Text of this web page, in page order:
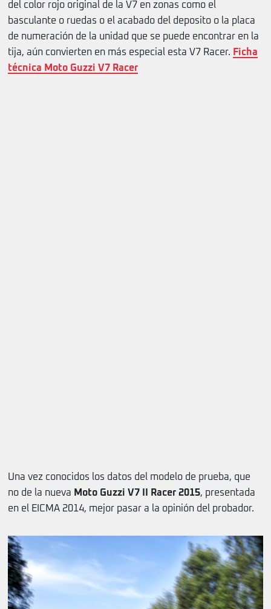
del color rojo original de la V7 en zonas como el
basculante o ruedas o el acabado del deposito o la placa
de numeración de la unidad que se puede encontrar en la
tija, aún convierten en más especial esta V7 Racer. Ficha
técnica Moto Guzzi V7 Racer
Una vez conocidos los datos del modelo de prueba, que
no de la nueva Moto Guzzi V7 II Racer 2015, presentada
en el EICMA 2014, mejor pasar a la opinión del probador.